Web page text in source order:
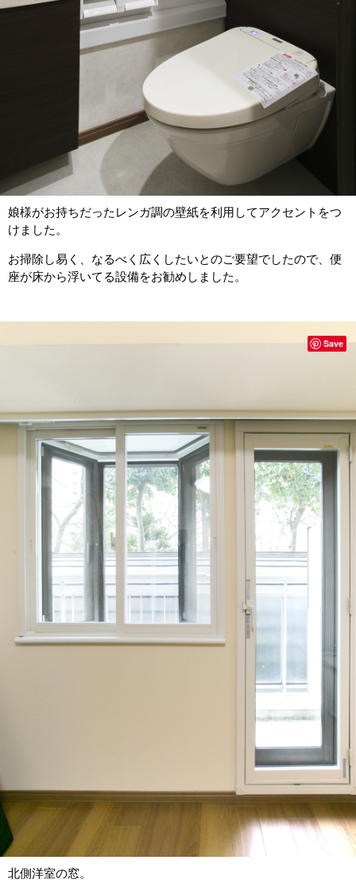
娘様がお持ちだったレンガ調の壁紙を利用してアクセントをつ
けました。
お掃除し易く、なるべく広くしたいとのご要望でしたので、便
座が床から浮いてる設備をお勧めしました。
北側洋室の窓。
Save